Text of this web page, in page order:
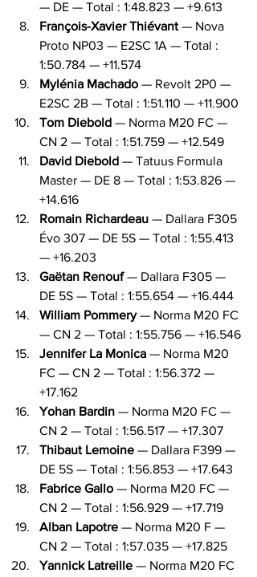
— DE — Total : 1:48.823 — +9.613
François-Xavier Thiévant — Nova
Proto NP03 — E2SC 1A — Total :
1:50.784 — +11.574
Mylénia Machado — Revolt 2P0 —
E2SC 2B — Total : 1:51.110 — +11.900
Tom Diebold — Norma M20 FC —
CN 2 — Total : 1:51.759 — +12.549
David Diebold — Tatuus Formula
Master — DE 8 — Total : 1:53.826 —
+14.616
Romain Richardeau — Dallara F305
Évo 307 — DE 5S — Total : 1:55.413
— +16.203
Gaëtan Renouf — Dallara F305 —
DE 5S — Total : 1:55.654 — +16.444
William Pommery — Norma M20 FC
— CN 2 — Total : 1:55.756 — +16.546
Jennifer La Monica — Norma M20
FC — CN 2 — Total : 1:56.372 —
+17.162
Yohan Bardin — Norma M20 FC —
CN 2 — Total : 1:56.517 — +17.307
Thibaut Lemoine — Dallara F399 —
DE 5S — Total : 1:56.853 — +17.643
Fabrice Gallo — Norma M20 FC —
CN 2 — Total : 1:56.929 — +17.719
Alban Lapotre — Norma M20 F —
CN 2 — Total : 1:57.035 — +17.825
Yannick Latreille — Norma M20 FC